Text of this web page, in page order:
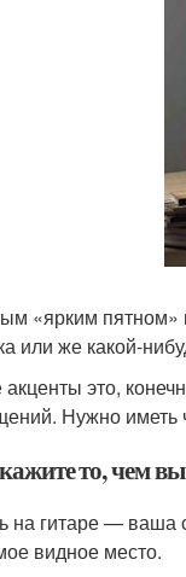
«ярким пятном»
или же какой-
акценты это,
Нужно иметь
то, чем вы
на гитаре — ваша
видное место.